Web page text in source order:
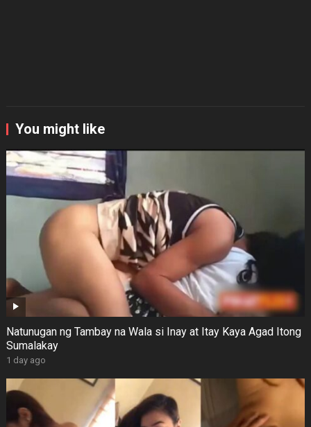
You might like
Natunugan ng Tambay na Wala si Inay at Itay Kaya Agad Itong
Sumalakay
1 day ago